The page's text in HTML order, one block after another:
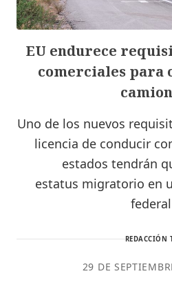
EU endurece
comerciales para
Uno de los nuevos
licencia de conducir
estados tendrán
estatus migratorio en
REDACCIÓN
29 DE